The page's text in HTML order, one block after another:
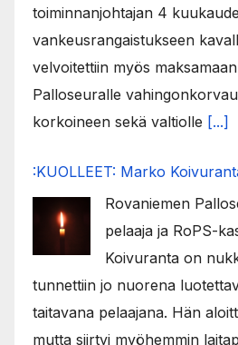
toiminnanjohtajan 4
vankeusrangaistukseen
velvoitettiin myös
Palloseuralle
korkoineen sekä valtiolle [...]
:KUOLLEET: Marko
Rovaniemen
pelaaja ja RoPS-
Koivuranta on
tunnettiin jo nuorena
taitavana pelaajana. Hän
mutta siirtyi myöhemmin